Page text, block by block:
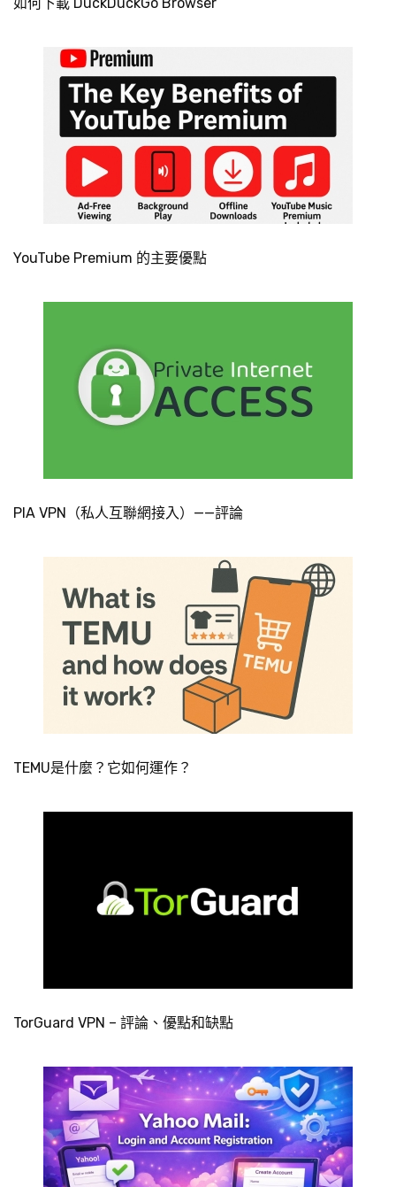
YouTube Premium 的主要優點
PIA VPN（私人互聯網接入）——評論
TEMU是什麼？它如何運作？
TorGuard VPN – 評論、優點和缺點